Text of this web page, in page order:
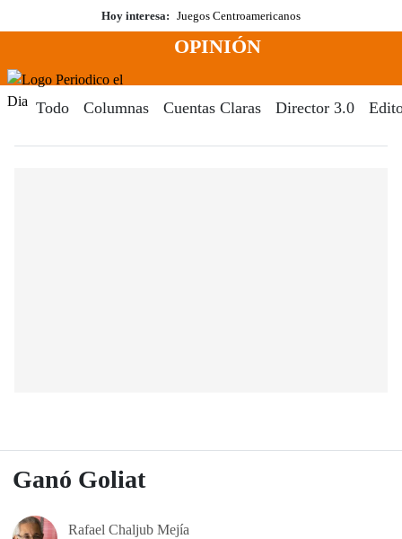
al
Hoy interesa: Juegos Centroamericanos
Menú
OPINIÓN
Todo Columnas Cuentas Claras Director 3.0
Ganó Goliat
Rafael Chaljub Mejía